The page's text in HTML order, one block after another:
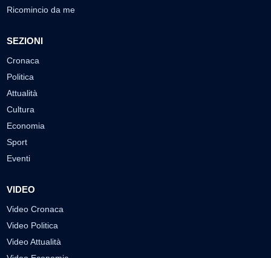
Ricomincio da me
SEZIONI
Cronaca
Politica
Attualità
Cultura
Economia
Sport
Eventi
VIDEO
Video Cronaca
Video Politica
Video Attualità